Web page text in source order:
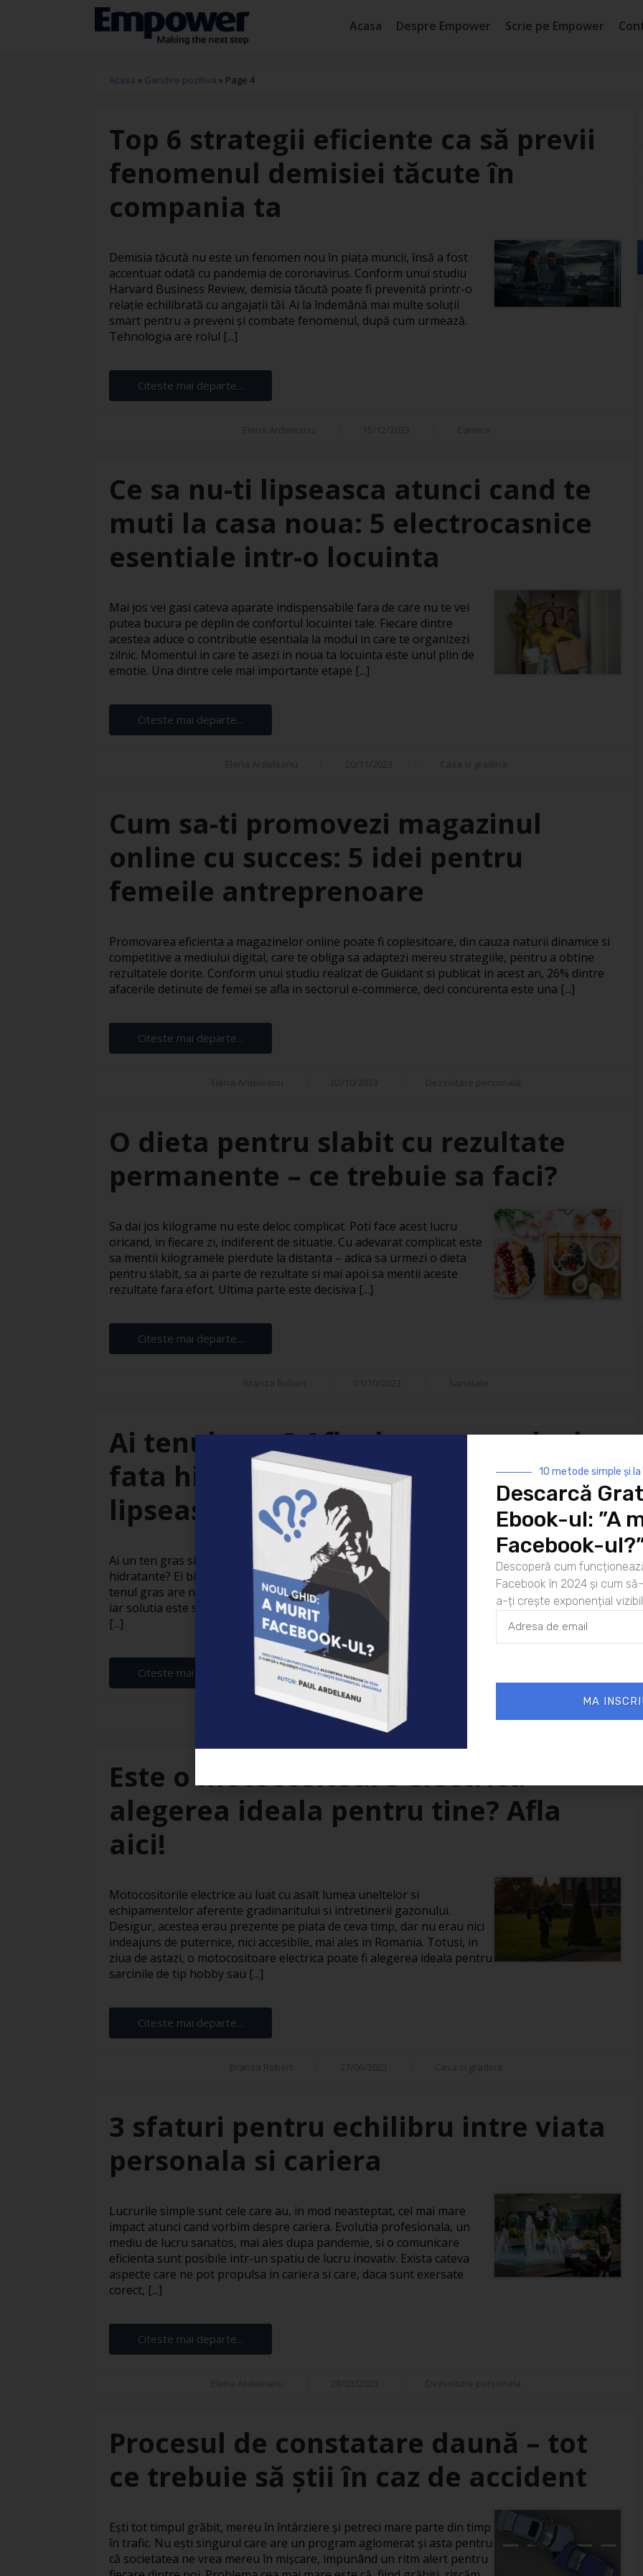
Acasa Despre Empower Scrie pe Empower
Acasa » Gandire pozitiva » Page 4
Top 6 strategii eficiente ca să previi
fenomenul demisiei tăcute în
compania ta
Demisia tăcută nu este un fenomen nou în piața muncii, însă a fost
accentuat odată cu pandemia de coronavirus. Conform unui studiu
Harvard Business Review, demisia tăcută poate fi prevenită printr-o
relație echilibrată cu angajații tăi. Ai la îndemână mai multe soluții
smart pentru a preveni și combate fenomenul, după cum urmează.
Tehnologia are rolul [...]
Citeste mai departe...
Ce sa nu-ti lipseasca atunci cand te
muti la casa noua: 5 electrocasnice
esentiale intr-o locuinta
Mai jos vei gasi cateva aparate indispensabile fara de care nu te vei
putea bucura pe deplin de confortul locuintei tale. Fiecare dintre
acestea aduce o contributie esentiala la modul in care te organizezi
zilnic. Momentul in care te asezi in noua ta locuinta este unul plin de
emotie. Una dintre cele mai importante etape [...]
Citeste mai departe...
Cum sa-ti promovezi magazinul
online cu succes: 5 idei pentru
femeile antreprenoare
Promovarea eficienta a magazinelor online poate fi coplesitoare, din cauza naturii dinamice si
competitive a mediului digital, care te obliga sa adaptezi mereu strategiile, pentru a obtine
rezultatele dorite. Conform unui studiu realizat de Guidant si publicat in acest an, 26% dintre
afacerile detinute de femei se afla in sectorul e-commerce, deci concurenta este una [...]
Citeste mai departe...
O dieta pentru slabit cu rezultate
permanente – ce trebuie sa faci?
Sa dai jos kilograme nu este deloc complicat. Poti face acest lucru
oricand, in fiecare zi, indiferent de situatie. Cu adevarat complicat este
sa mentii kilogramele pierdute la distanta – adica sa urmezi o dieta
pentru slabit, sa ai parte de rezultate si mai apoi sa mentii aceste
rezultate fara efort. Ultima parte este decisiva [...]
Citeste mai departe...
Ai tenul gras? Afla de ce cremele de
fata hidratante nu ar trebui sa
lipseasca din rutina ta!
Ai un ten gras si te intrebi daca ar trebui sa folosesti creme de fata
hidratante? Ei bine, raspunsul este un DA hotarat! Contrar asteptarilor,
tenul gras are nevoie de hidratare la fel de mult ca orice alt tip de ten,
iar solutia este simpla: creme de fata. Da, ai citit bine, cremele de fata
[...]
Citeste mai departe...
Este o motocositoare electrica
alegerea ideala pentru tine? Afla
aici!
Motocositorile electrice au luat cu asalt lumea uneltelor si
echipamentelor aferente gradinaritului si intretinerii gazonului.
Desigur, acestea erau prezente pe piata de ceva timp, dar nu erau nici
indeajuns de puternice, nici accesibile, mai ales in Romania. Totusi, in
ziua de astazi, o motocositoare electrica poate fi alegerea ideala pentru
sarcinile de tip hobby sau [...]
Citeste mai departe...
3 sfaturi pentru echilibru intre viata
personala si cariera
Lucrurile simple sunt cele care au, in mod neasteptat, cel mai mare
impact atunci cand vorbim despre cariera. Evolutia profesionala, un
mediu de lucru sanatos, mai ales dupa pandemie, si o comunicare
eficienta sunt posibile intr-un spatiu de lucru inovativ. Exista cateva
aspecte care ne pot propulsa in cariera si care, daca sunt exersate
corect, [...]
Citeste mai departe...
Procesul de constatare daună – tot
ce trebuie să știi în caz de accident
Ești tot timpul grăbit, mereu în întârziere și petreci mare parte din timp
în trafic. Nu ești singurul care are un program aglomerat și asta pentru
că societatea ne vrea mereu în mișcare, impunând un ritm alert pentru
10 metode simple și
Descarcă
Ebook-ul: ”A
Facebook-
Descoperă cum
Facebook în 2024 și cum
a-ți crește exponențial
MA